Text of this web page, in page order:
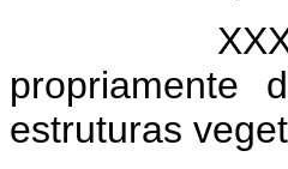
XXXIV -
propriamente
estruturas